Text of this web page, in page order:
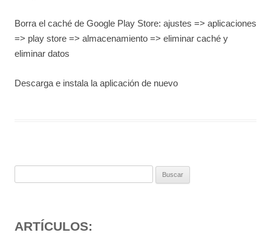
Borra el caché de Google Play Store: ajustes => aplicaciones
=> play store => almacenamiento => eliminar caché y
eliminar datos
Descarga e instala la aplicación de nuevo
ARTÍCULOS: